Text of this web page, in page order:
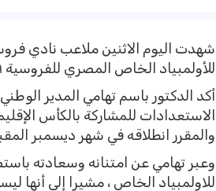
شهدت اليوم الاثنين ملاعب نادي
للأولمبياد الخاص المصري للفروسية ٢٠١٩.
أكد الدكتور باسم تهامي المدير
الاستعدادات للمشاركة بالكأس
والمقرر انطلاقه في شهر ديسمبر
وعبر تهامي عن امتنانه وسعادته